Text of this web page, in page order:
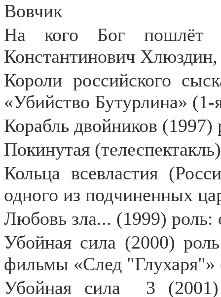
Вовчик
На кого Бог пошлёт
Константинович
Короли российского
«Убийство Бутурлина» (1-
Корабль двойников (1997)
Покинутая
Кольца всевластия
одного из подчиненных
Любовь зла... (1999) роль:
Убойная сила (2000)
фильмы «След "Глухаря"»
Убойная сила
3